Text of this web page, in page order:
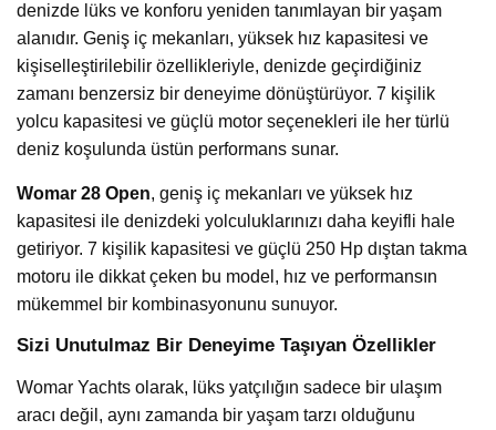
denizde lüks ve konforu yeniden tanımlayan bir yaşam
alanıdır. Geniş iç mekanları, yüksek hız kapasitesi ve
kişiselleştirilebilir özellikleriyle, denizde geçirdiğiniz
zamanı benzersiz bir deneyime dönüştürüyor. 7 kişilik
yolcu kapasitesi ve güçlü motor seçenekleri ile her türlü
deniz koşulunda üstün performans sunar.
Womar 28 Open, geniş iç mekanları ve yüksek hız
kapasitesi ile denizdeki yolculuklarınızı daha keyifli hale
getiriyor. 7 kişilik kapasitesi ve güçlü 250 Hp dıştan takma
motoru ile dikkat çeken bu model, hız ve performansın
mükemmel bir kombinasyonunu sunuyor.
Sizi Unutulmaz Bir Deneyime Taşıyan Özellikler
Womar Yachts olarak, lüks yatçılığın sadece bir ulaşım
aracı değil, aynı zamanda bir yaşam tarzı olduğunu